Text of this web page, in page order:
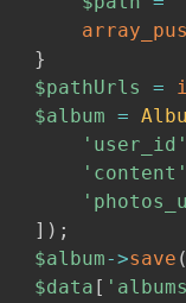
}
$pathUrls
=
$album =
'user_id'
'content'
] ) ;
$album->save (
$data [